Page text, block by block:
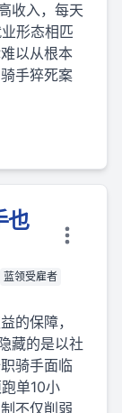
收入，每天
形态相匹
以从根本
手猝死案
也
蓝领受雇者
的保障，
藏的是以社
骑手面临
单10小
不仅削弱